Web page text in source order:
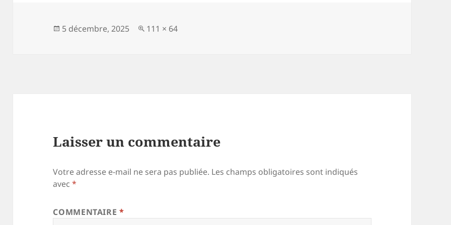
Publié
5 décembre, 2025
Taille
111 × 64
Laisser un commentaire
Votre adresse e-mail ne sera pas publiée. Les champs obligatoires sont indiqués
avec*
COMMENTAIRE*